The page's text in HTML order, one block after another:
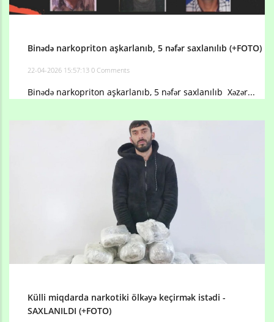
Binədə narkopriton aşkarlanıb, 5 nəfər saxlanılıb (+FOTO)
22-04-2026 15:57:13 0 Comments
Binədə narkopriton aşkarlanıb, 5 nəfər saxlanılıb Xəzər...
Külli miqdarda narkotiki ölkəyə keçirmək istədi -
SAXLANILDI (+FOTO)